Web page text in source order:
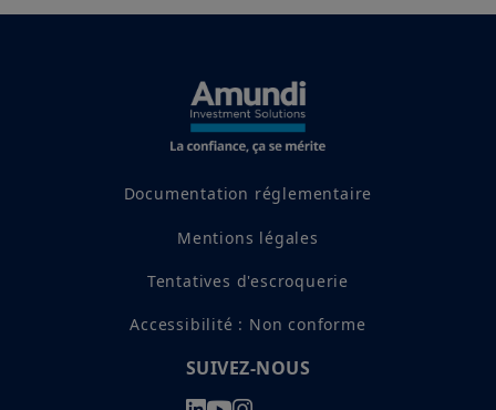
Documentation réglementaire
Mentions légales
Tentatives d'escroquerie
Accessibilité : Non conforme
SUIVEZ-NOUS